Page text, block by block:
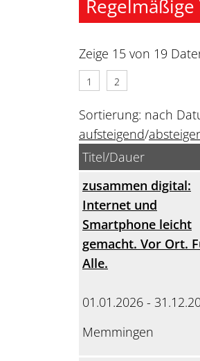
Zeige 15 von 19
1 2
Sortierung: nach
aufsteigend/
Titel/Dauer
zusammen digital:
Internet und
Smartphone leicht
gemacht. Vor Ort.
Alle.
01.01.2026 -
Memmingen